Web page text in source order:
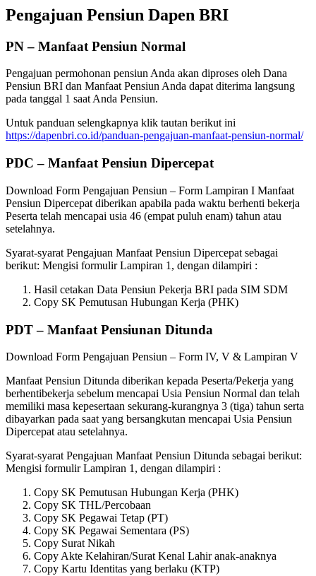
Pengajuan Pensiun Dapen BRI
PN – Manfaat Pensiun Normal
Pengajuan permohonan pensiun Anda akan diproses oleh Dana
Pensiun BRI dan Manfaat Pensiun Anda dapat diterima langsung
pada tanggal 1 saat Anda Pensiun.
Untuk panduan selengkapnya klik tautan berikut ini
https://dapenbri.co.id/panduan-pengajuan-manfaat-pensiun-normal/
PDC – Manfaat Pensiun Dipercepat
Download Form Pengajuan Pensiun – Form Lampiran I Manfaat
Pensiun Dipercepat diberikan apabila pada waktu berhenti bekerja
Peserta telah mencapai usia 46 (empat puluh enam) tahun atau
setelahnya.
Syarat-syarat Pengajuan Manfaat Pensiun Dipercepat sebagai
berikut: Mengisi formulir Lampiran 1, dengan dilampiri :
Hasil cetakan Data Pensiun Pekerja BRI pada SIM SDM
Copy SK Pemutusan Hubungan Kerja (PHK)
PDT – Manfaat Pensiunan Ditunda
Download Form Pengajuan Pensiun – Form IV, V & Lampiran V
Manfaat Pensiun Ditunda diberikan kepada Peserta/Pekerja yang
berhentibekerja sebelum mencapai Usia Pensiun Normal dan telah
memiliki masa kepesertaan sekurang-kurangnya 3 (tiga) tahun serta
dibayarkan pada saat yang bersangkutan mencapai Usia Pensiun
Dipercepat atau setelahnya.
Syarat-syarat Pengajuan Manfaat Pensiun Ditunda sebagai berikut:
Mengisi formulir Lampiran 1, dengan dilampiri :
Copy SK Pemutusan Hubungan Kerja (PHK)
Copy SK THL/Percobaan
Copy SK Pegawai Tetap (PT)
Copy SK Pegawai Sementara (PS)
Copy Surat Nikah
Copy Akte Kelahiran/Surat Kenal Lahir anak-anaknya
Copy Kartu Identitas yang berlaku (KTP)